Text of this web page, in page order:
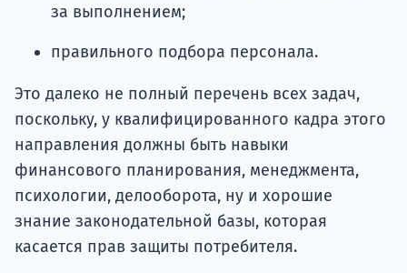
за выполнением;
правильного подбора персонала.
Это далеко не полный перечень всех задач,
поскольку, у квалифицированного кадра этого
направления должны быть навыки
финансового планирования, менеджмента,
психологии, делооборота, ну и хорошие
знание законодательной базы, которая
касается прав защиты потребителя.